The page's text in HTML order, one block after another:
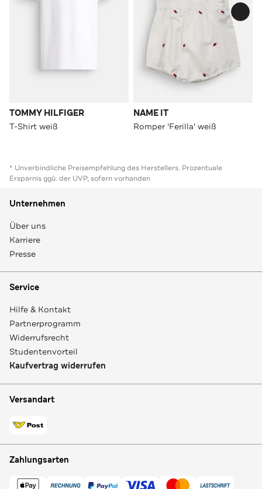
TOMMY HILFIGER
T-Shirt weiß
NAME IT
Romper 'Ferilla' weiß
* Unverbindliche Preisempfehlung des Herstellers. Prozentuale
Ersparnis ggü. der UVP, sofern vorhanden
Unternehmen
Über uns
Karriere
Presse
Service
Hilfe & Kontakt
Partnerprogramm
Widerrufsrecht
Studentenvorteil
Kaufvertrag widerrufen
Versandart
Zahlungsarten